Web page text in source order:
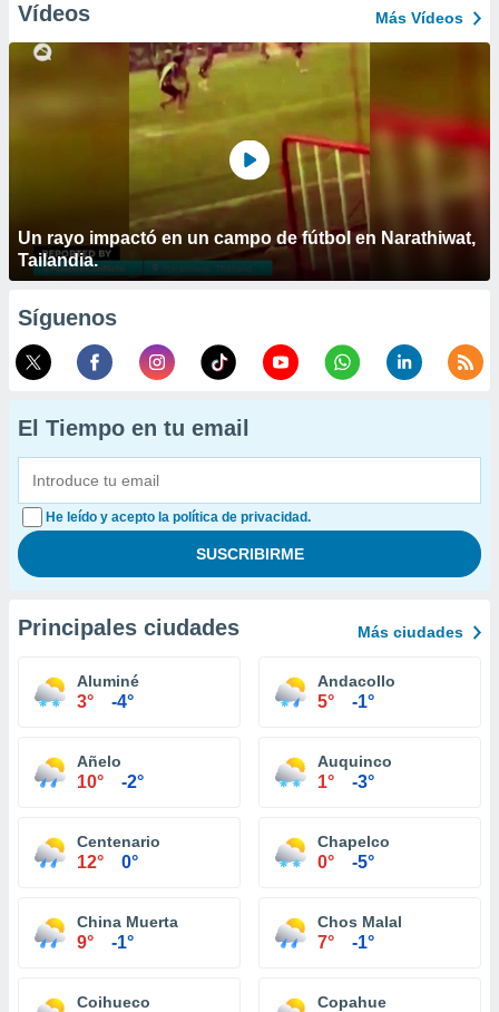
Vídeos Más Vídeos
Un rayo impactó en un campo de fútbol en Narathiwat,
Tailandia.
Síguenos
El Tiempo en tu email
He leído y acepto la política de privacidad.
Principales ciudades Más ciudades
Aluminé
3° -4°
Andacollo
5° -1°
Añelo
10° -2°
Auquinco
1° -3°
Centenario
12° 0°
Chapelco
0° -5°
China Muerta
9° -1°
Chos Malal
7° -1°
Coihueco Copahue